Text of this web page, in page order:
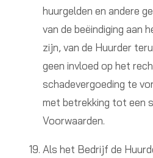
huurgelden en andere
van de beëindiging aan
zijn, van de Huurder
geen invloed op het
schadevergoeding te
met betrekking tot een
Voorwaarden.
Als het Bedrijf de